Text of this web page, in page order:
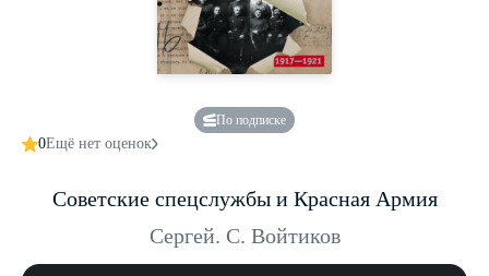
По подписке
0Ещё нет оценок
Советские спецслужбы и Красная Армия
Сергей. С. Войтиков